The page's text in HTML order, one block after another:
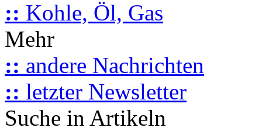
:: Kohle, Öl, Gas
Mehr
:: andere Nachrichten
:: letzter Newsletter
Suche in Artikeln